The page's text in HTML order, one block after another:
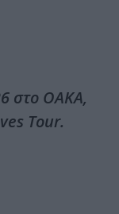
στο ΟΑΚΑ,
Tour.